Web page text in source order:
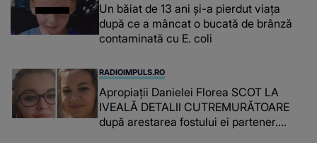
Un băiat de 13 ani și-a pierdut viața
după ce a mâncat o bucată de brânză
contaminată cu E. coli
RADIOIMPULS.RO
Apropiații Danielei Florea SCOT LA
IVEALĂ DETALII CUTREMURĂTOARE
după arestarea fostului ei partener.